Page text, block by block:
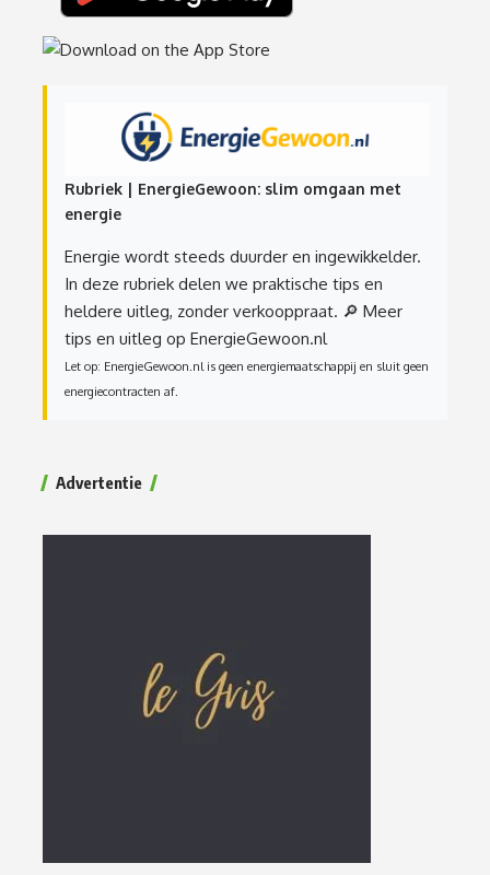
Rubriek | EnergieGewoon: slim omgaan met
energie
Energie wordt steeds duurder en ingewikkelder.
In deze rubriek delen we praktische tips en
heldere uitleg, zonder verkooppraat. 🔎 Meer
tips en uitleg op EnergieGewoon.nl
Let op: EnergieGewoon.nl is geen energiemaatschappij en sluit geen
energiecontracten af.
Advertentie